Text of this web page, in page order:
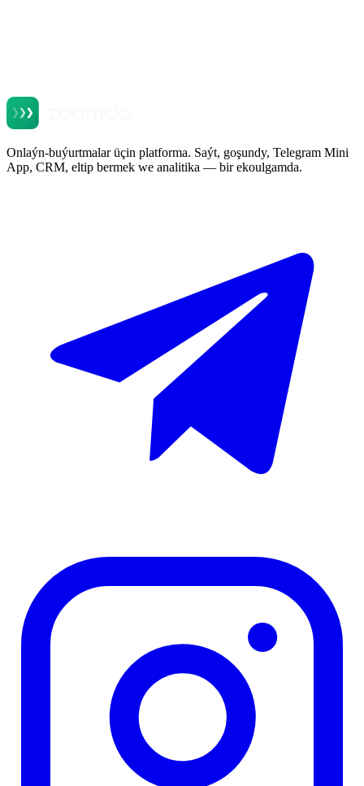
Onlaýn-buýurtmalar üçin platforma. Saýt, goşundy, Telegram Mini
App, CRM, eltip bermek we analitika — bir ekoulgamda.